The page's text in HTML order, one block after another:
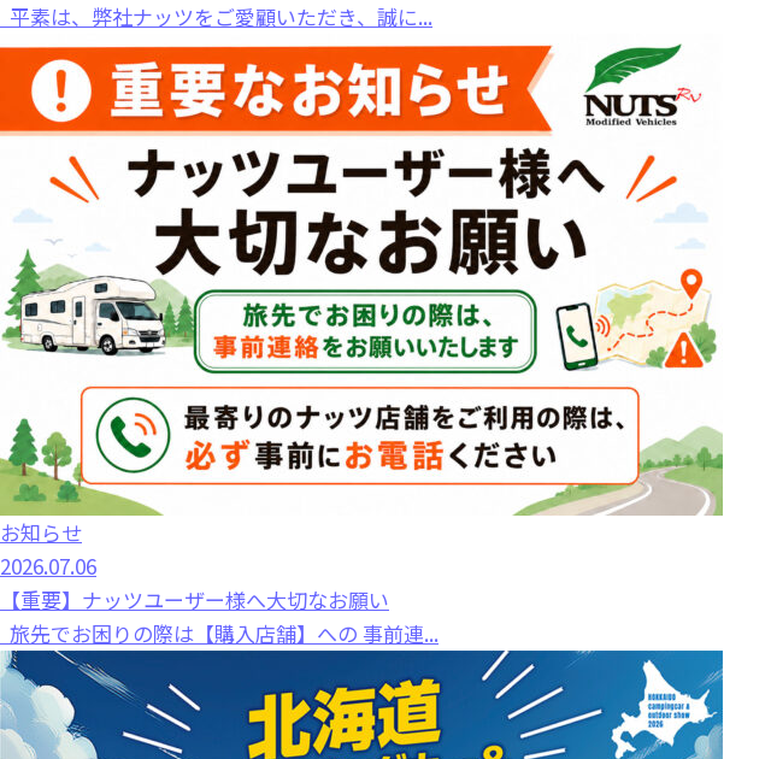
平素は、弊社ナッツをご愛顧いただき、誠に...
お知らせ
2026.07.06
【重要】ナッツユーザー様へ大切なお願い
旅先でお困りの際は【購入店舗】への 事前連...